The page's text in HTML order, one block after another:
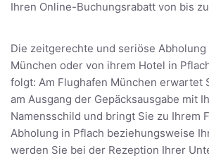
Ihren Online-Buchungsrabatt von bis
Die zeitgerechte und seriöse Abholung
München oder von ihrem Hotel in
folgt: Am Flughafen München erwartet
am Ausgang der Gepäcksausgabe mit
Namensschild und bringt Sie zu Ihrem
Abholung in Pflach beziehungsweise
werden Sie bei der Rezeption Ihrer